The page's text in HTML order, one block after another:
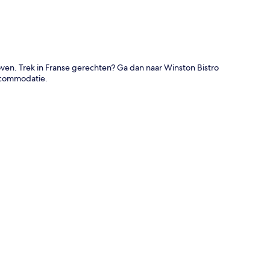
Trek in Franse gerechten? Ga dan naar Winston Bistro